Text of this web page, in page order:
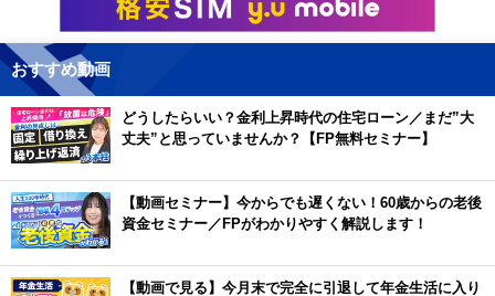
おすすめ動画
どうしたらいい？金利上昇時代の住宅ローン／まだ”大
丈夫”と思っていませんか？【FP無料セミナー】
【動画セミナー】今からでも遅くない！60歳からの老後
資金セミナー／FPがわかりやすく解説します！
【動画で見る】今月末で完全に引退して年金生活に入り